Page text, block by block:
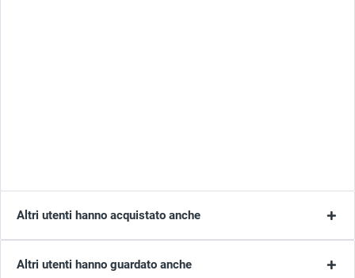
Altri utenti hanno acquistato anche
Altri utenti hanno guardato anche